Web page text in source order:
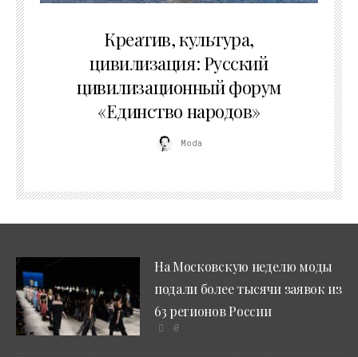
Креатив, культура,
цивилизация: Русский
цивилизационный форум
«Единство народов»
Moda
На Московскую неделю моды
подали более тысячи заявок из
63 регионов России
0